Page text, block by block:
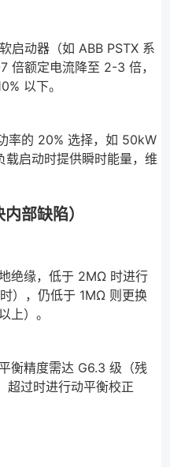
启动器（如 ABB PSTX 系
倍额定电流降至 2-3 倍，
以下。
率的 20% 选择，如 50kW
启动时提供瞬时能量，维
部缺陷）
绝缘，低于 2MΩ 时进行
），仍低于 1MΩ 则更换
上）。
衡精度需达 G6.3 级（残
过时进行动平衡校正